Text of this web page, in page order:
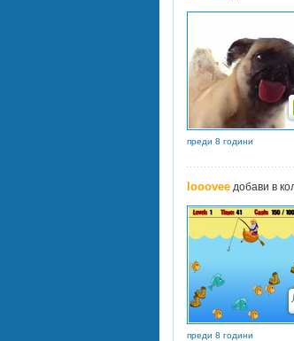
преди 8 години
loooveeдобави в
преди 8 години